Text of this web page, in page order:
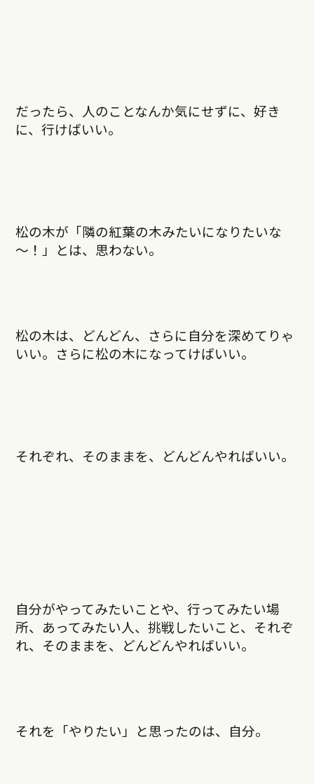
だったら、人のことなんか気にせずに、好き
に、行けばいい。
松の木が「隣の紅葉の木みたいになりたいな
～！」とは、思わない。
松の木は、どんどん、さらに自分を深めてりゃ
いい。さらに松の木になってけばいい。
それぞれ、そのままを、どんどんやればいい。
自分がやってみたいことや、行ってみたい場
所、あってみたい人、挑戦したいこと、それぞ
れ、そのままを、どんどんやればいい。
それを「やりたい」と思ったのは、自分。